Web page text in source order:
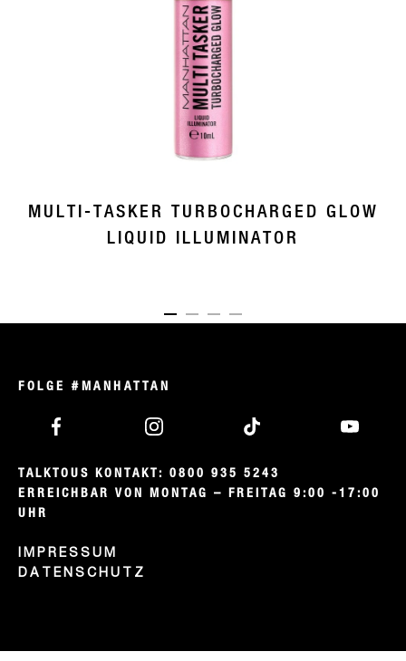
MULTI-TASKER TURBOCHARGED GLOW
LIQUID ILLUMINATOR
ITEM 01 (CURRENT SLIDE)
ITEM 02ITEM 03ITEM 04
FOLGE #MANHATTAN
TALKTOUS KONTAKT: 0800 935 5243
ERREICHBAR VON MONTAG – FREITAG 9:00 -17:00
UHR
IMPRESSUM
DATENSCHUTZ